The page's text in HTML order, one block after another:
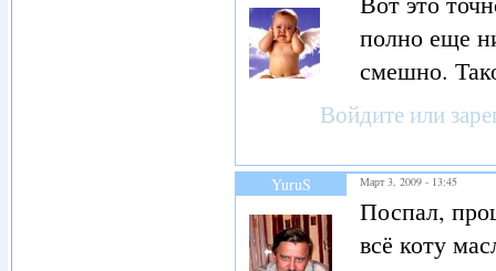
полно еще
смешно.
Войдите или
YuruS Март 3, 2009 - 13:45
Поспал,
всё коту